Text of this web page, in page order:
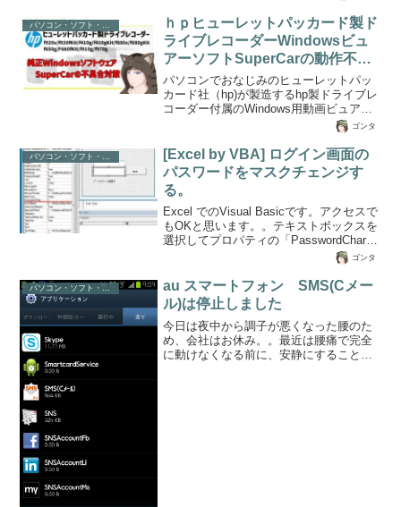
ミスなどが多く(´・ω・｀)ｶﾞｯｶﾘ…習いた
てのプログラマみたいに本をペラペラ、
WEBを流し読みってことも多くなってき
たのは辛いです。さて、今回はVBAのソ
ースコードやPHPなど記載することも多
いので、ソースを見やすくできるプラグ
インのご紹介です。って言ってもネット
上の情報を集めただけなので特別なわけ
ｈｐヒューレットパッカード製ド
ライブレコーダーWindowsビュ
アーソフトSuperCarの動作不具
合対策とWi-Fi接続
パソコンでおなじみのヒューレットパッ
カード社（hp)が製造するhp製ドライブレ
コーダー付属のWindows用動画ビュアー
ソフトウェアである「SuperCar」です
が、Google Mapの仕様変更に伴い起動後
にJavascriptエラーが表示され、動画が再
生できない不具合が発生しています。
しかしながら、公式および販売代理店で
のアップデートファイルやパッチサポー
トもされていないため、緊急時に動画を
WindowsPCで確認したい場合は観れない
ため、他のソフトウェアを使用して動画
再生を行う方法を紹介したいと思...
ゴンタ
パソコン・ソフト・ゲーム関係
[Excel by VBA] ログイン画面の
パスワードをマスクチェンジす
る。
Excel でのVisual Basicです。アクセスで
もOKと思います。。テキストボックスを
選択してプロパティの「PasswordChar』
の項目にアスタリスク（*）を入力。
Password_login_box_Change()End
SubPrivate Sub
Password_look_check_Click()Static
Maskchange As BooleanIf Maskchange =
True Then'パスワードが見える状態
Password_login_bo...
ゴンタ
パソコン・ソフト・ゲーム関係
au スマートフォン SMS(Cメー
ル)は停止しました
今日は夜中から調子が悪くなった腰のた
め、会社はお休み。。最近は腰痛で完全
に動けなくなる前に、安静にすることで